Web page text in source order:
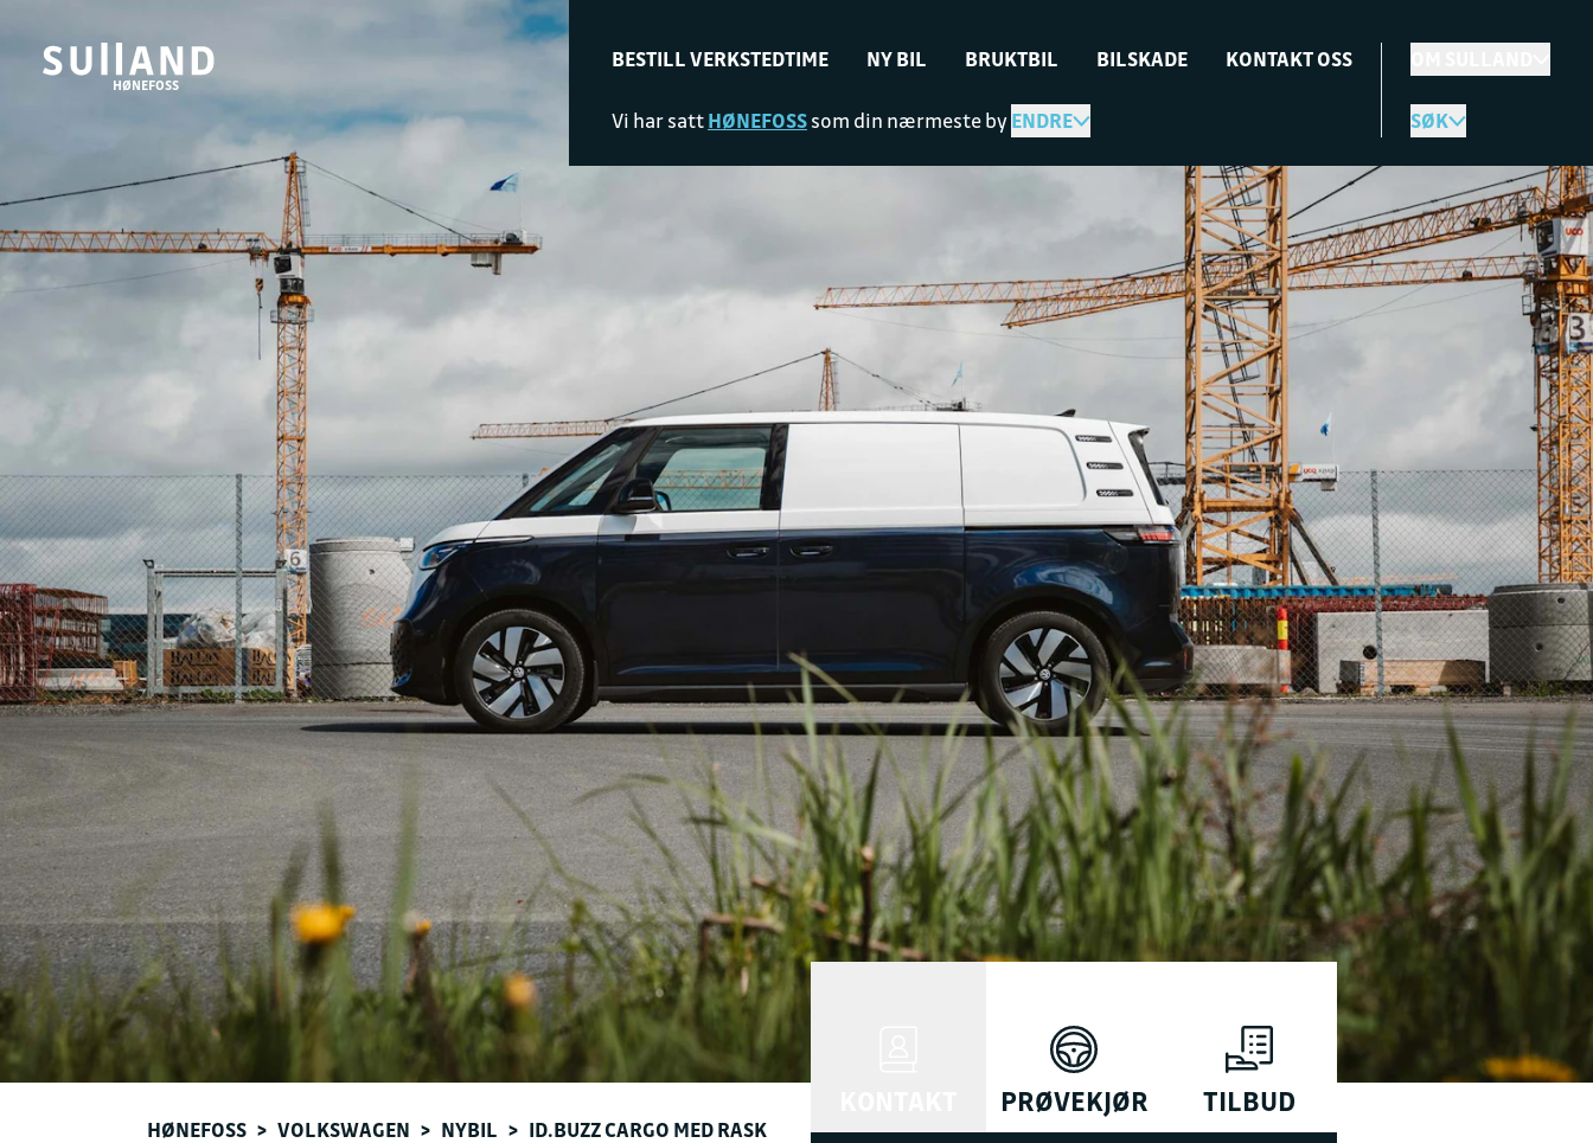
HØNEFOSS
BESTILL VERKSTEDTIME NY BIL BRUKTBIL BILSKADE KONTAKT OSS
Vi har sattHØNEFOSSsom din nærmeste byENDRE SØK
HØNEFOSS > VOLKSWAGEN > NYBIL > ID.BUZZ CARGO MED RASK
PRØVEKJØR TILBUD